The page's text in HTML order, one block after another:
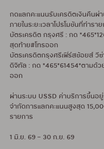
กดแลกคะแนนรับเครดิตเงินคืน
ภายในระยะเวลาโปรโมชันที่ทำรา
บัตรเครดิต กรุงศรี : กด
สุดท้าย#โทรออก
บัตรเครดิตกรุงศรีเฟิร์สช้อยส์ วี
ดิจิทัล : กด *465*61454*ตามด้
ออก
ผ่านระบบ USSD ค่าบริการขึ้นอ
จำกัดการแลกคะแนนสูงสุด
รายการ
1 มิ.ย. 69 – 30 ก.ย. 69